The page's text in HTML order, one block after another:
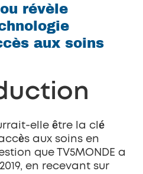
révèle
aux soins
elle être la clé
aux soins en
que TV5MONDE a
en recevant sur